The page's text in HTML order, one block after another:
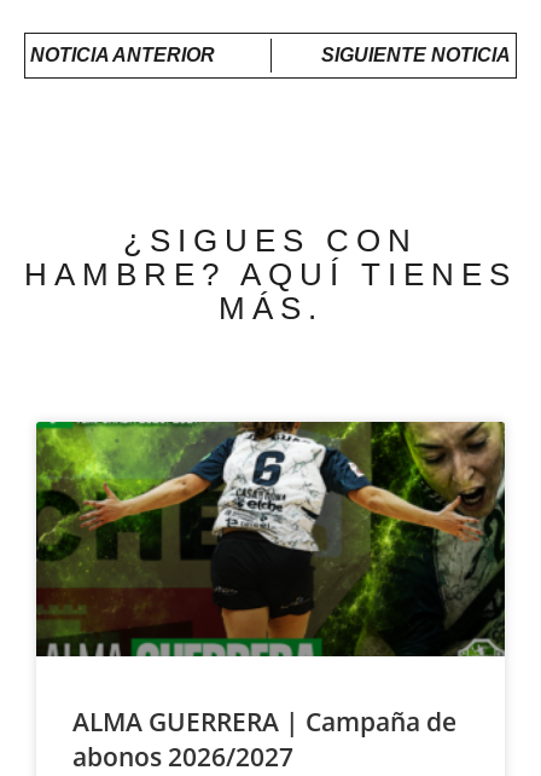
NOTICIA ANTERIOR SIGUIENTE NOTICIA
¿SIGUES CON
HAMBRE? AQUÍ TIENES
MÁS.
ALMA GUERRERA | Campaña de
abonos 2026/2027